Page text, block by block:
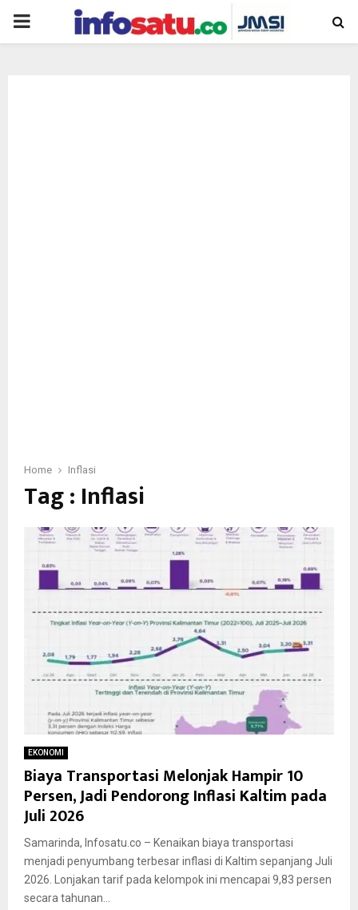
PRIMARY
Home Inflasi
Tag : Inflasi
EKONOMI
Biaya Transportasi Melonjak Hampir 10
Persen, Jadi Pendorong Inflasi Kaltim pada
Juli 2026
Samarinda, Infosatu.co – Kenaikan biaya transportasi
menjadi penyumbang terbesar inflasi di Kaltim sepanjang Juli
2026. Lonjakan tarif pada kelompok ini mencapai 9,83 persen
secara tahunan...